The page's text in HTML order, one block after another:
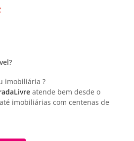
imobiliária ?
atende bem desde o
imobiliárias com centenas de